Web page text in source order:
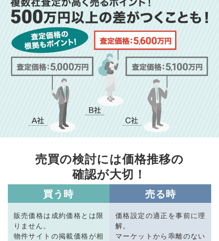
売買の検討には価格推移の
確認が大切！
買う時
販売価格は成約価格とは限
りません。
物件サイトの掲載価格が相
売る時
価格設定の適正を事前に理
解。
マーケットから乖離のない